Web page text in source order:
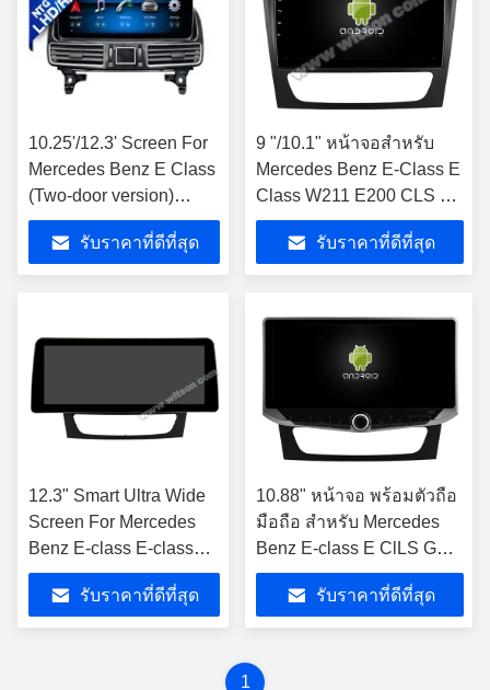
10.25'/12.3' Screen For
Mercedes Benz E Class
(Two-door version)
C207 A207 E180 E200
E260 E300 E320 E350
E400 E500 E550
มัลติมีเดีย เพลย์
รับราคาที่ดีที่สุด
9 "/10.1" หน้าจอสำหรับ
Mercedes Benz E-Class E
Class W211 E200 CLS G-
CLASS W463 2002-2010
รถสเตอริโอรับราคาที่ดีที่สุด
12.3" Smart Ultra Wide
Screen For Mercedes
Benz E-class E-class
W211 E200 CLS G
CLASS W463 2002-
2009 ขายรถยนต์ใน
รับราคาที่ดีที่สุด
10.88" หน้าจอ พร้อมตัวถือ
มือถือ สําหรับ Mercedes
Benz E-class E ClLS G
CLass W211 E200 CASS
W463 2002-2010
รับราคาที่ดีที่สุด
1